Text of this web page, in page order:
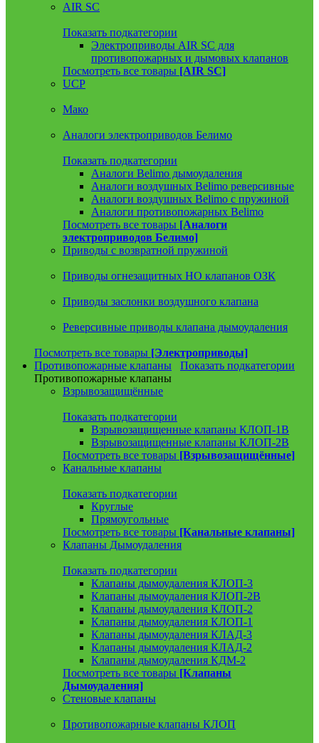
AIR SC
Показать подкатегории
Электроприводы AIR SC для
противопожарных и дымовых клапанов
Посмотреть все товары [AIR SC]
UCP
Мако
Аналоги электроприводов Белимо
Показать подкатегории
Аналоги Belimo дымоудаления
Аналоги воздушных Belimo реверсивные
Аналоги воздушных Belimo с пружиной
Аналоги противопожарных Belimo
Посмотреть все товары [Аналоги
электроприводов Белимо]
Приводы с возвратной пружиной
Приводы огнезащитных НО клапанов ОЗК
Приводы заслонки воздушного клапана
Реверсивные приводы клапана дымоудаления
Посмотреть все товары [Электроприводы]
Противопожарные клапаны
Показать подкатегории
Противопожарные клапаны
Взрывозащищённые
Показать подкатегории
Взрывозащищенные клапаны КЛОП-1В
Взрывозащищенные клапаны КЛОП-2В
Посмотреть все товары [Взрывозащищённые]
Канальные клапаны
Показать подкатегории
Круглые
Прямоугольные
Посмотреть все товары [Канальные клапаны]
Клапаны Дымоудаления
Показать подкатегории
Клапаны дымоудаления КЛОП-3
Клапаны дымоудаления КЛОП-2В
Клапаны дымоудаления КЛОП-2
Клапаны дымоудаления КЛОП-1
Клапаны дымоудаления КЛАД-3
Клапаны дымоудаления КЛАД-2
Клапаны дымоудаления КДМ-2
Посмотреть все товары [Клапаны
Дымоудаления]
Стеновые клапаны
Противопожарные клапаны КЛОП